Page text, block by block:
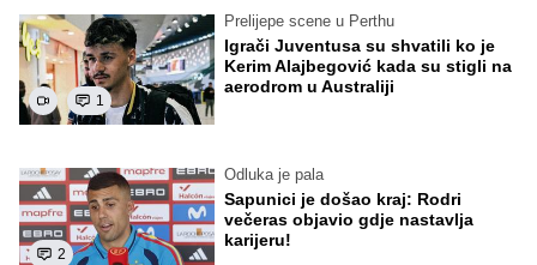
1
Prelijepe scene u Perthu
Igrači Juventusa su shvatili ko je
Kerim Alajbegović kada su stigli na
aerodrom u Australiji
2
Odluka je pala
Sapunici je došao kraj: Rodri
večeras objavio gdje nastavlja
karijeru!